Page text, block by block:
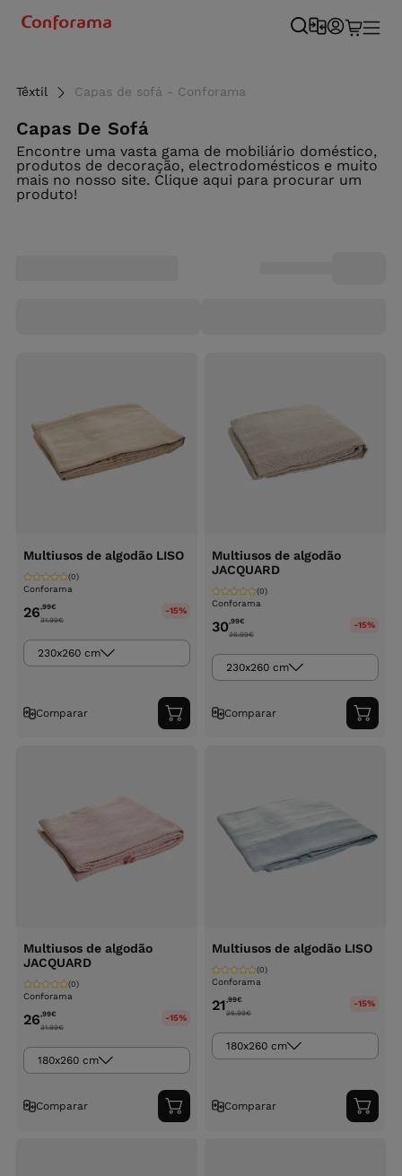
Têxtil Capas de sofá - Conforama
Capas De Sofá
Encontre uma vasta gama de mobiliário doméstico,
produtos de decoração, electrodomésticos e muito
mais no nosso site. Clique aqui para procurar um
produto!
Multiusos de algodão LISO
Conforama
(0)
26,99€
31.99€
-15%
230x260 cm
Comparar
Adicionar
ao
Multiusos de algodão
JACQUARD
Conforama
(0)
30,99€
36.99€
-15%
230x260 cm
Comparar
ao
Multiusos de algodão
JACQUARD
Conforama
(0)
26,99€
31.99€
-15%
180x260 cm
Comparar
Adicionar
ao
Multiusos de algodão LISO
Conforama
(0)
21,99€
26.99€
-15%
180x260 cm
Comparar
ao